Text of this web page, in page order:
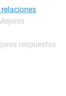
respuestas